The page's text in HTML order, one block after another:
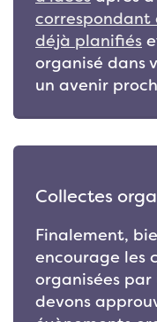
correspondant
déjà planifiés
organisé dans
un avenir
Collectes
Finalement,
encourage les
organisées
devons